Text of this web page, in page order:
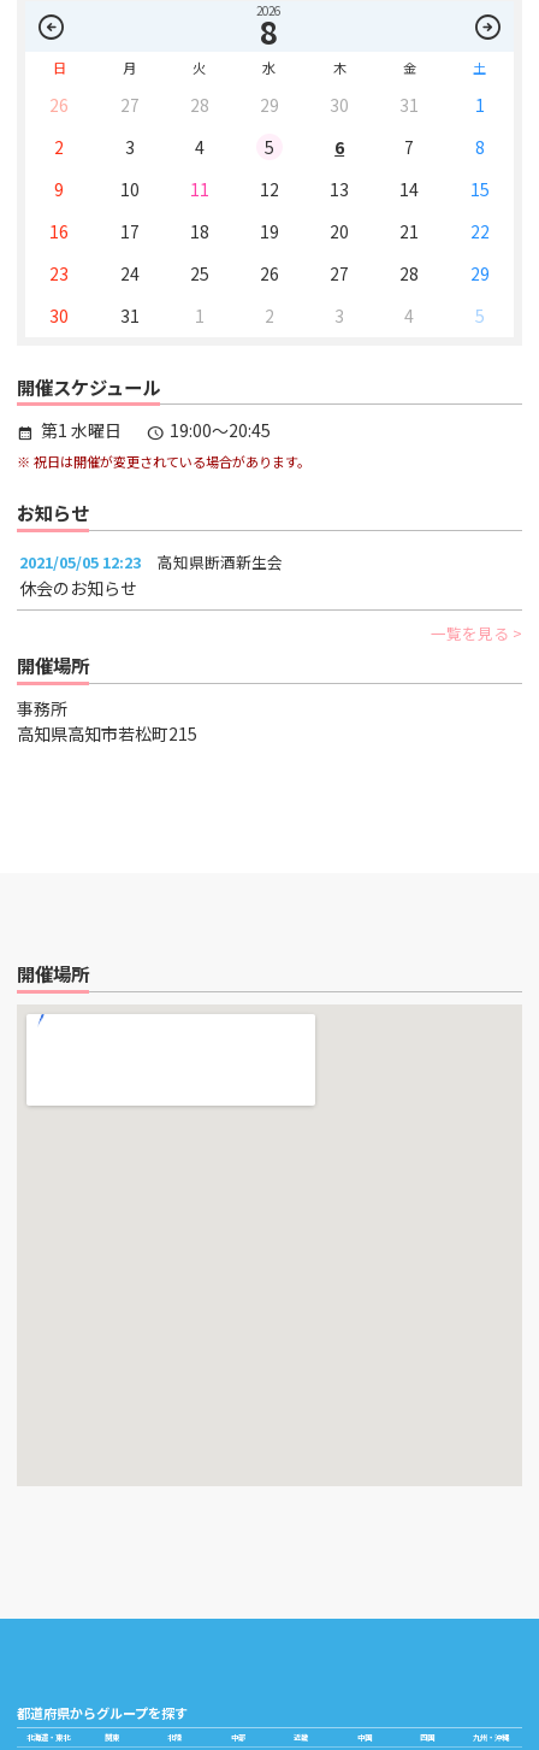
arrow_circle_left 2026
8 arrow_circle_right
日 月 火 水 木 金 土
26 27 28 29 30 31
1
2
3 4 5 6 7
8
9
10 11 12 13 14
15
16
17 18 19 20 21
22
23
24 25 26 27 28
29
30
31 1 2 3 4 5
開催スケジュール
calendar_month 第1 水曜日 schedule 19:00～20:45
※ 祝日は開催が変更されている場合があります。
お知らせ
2021/05/05 12:23 高知県断酒新生会
休会のお知らせ
一覧を見る
開催場所
事務所
高知県高知市若松町215
開催場所
都道府県からグループを探す
北海道・東北 関東 北陸 中部 近畿 中国 四国 九州・沖縄